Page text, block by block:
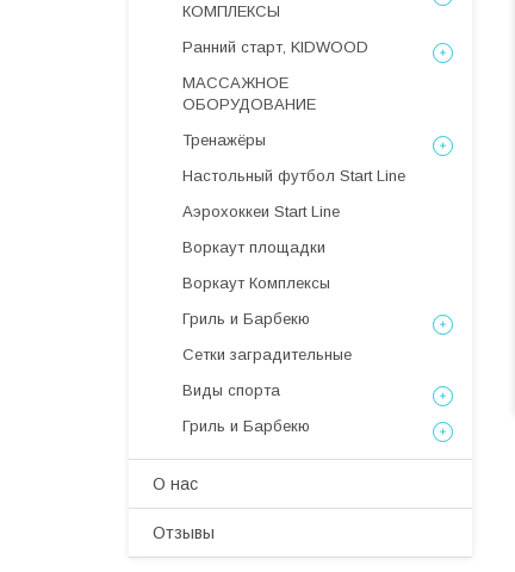
КОМПЛЕКСЫ
Ранний старт, KIDWOOD
МАССАЖНОЕ
ОБОРУДОВАНИЕ
Тренажёры
Настольный футбол Start Line
Аэрохоккеи Start Line
Воркаут площадки
Воркаут Комплексы
Гриль и Барбекю
Сетки заградительные
Виды спорта
Гриль и Барбекю
О нас
Отзывы